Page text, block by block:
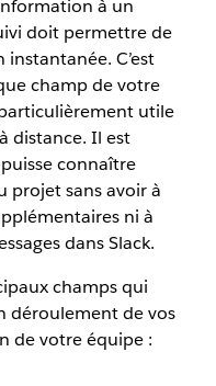
à un
doit permettre de
C’est
champ de votre
utile
distance. Il est
connaître
projet sans avoir à
ni à
dans Slack.
champs qui
déroulement de vos
de votre équipe :